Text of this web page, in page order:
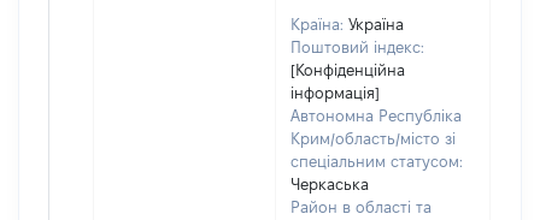
Країна: Україна
Поштовий індекс:
[Конфіденційна
інформація]
Автономна Республіка
Крим/область/місто зі
спеціальним статусом:
Черкаська
Район в області та